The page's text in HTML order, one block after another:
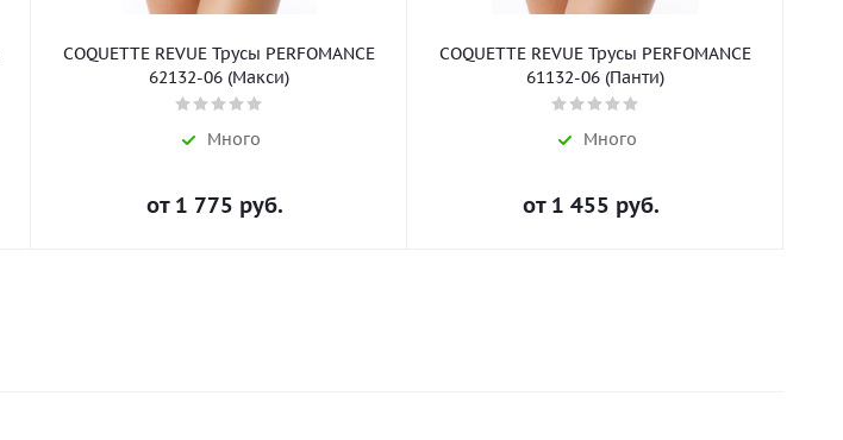
COQUETTE REVUE Трусы PERFOMANCE
62132-06 (Макси)
Много
от 1 775 руб.
COQUETTE REVUE Трусы PERFOMANCE
61132-06 (Панти)
Много
от 1 455 руб.